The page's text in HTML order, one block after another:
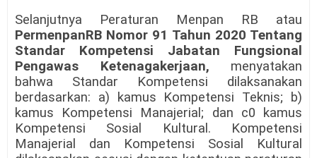
Selanjutnya Peraturan Menpan RB atau
PermenpanRB Nomor 91 Tahun 2020 Tentang
Standar Kompetensi Jabatan Fungsional
Pengawas Ketenagakerjaan, menyatakan
bahwa Standar Kompetensi dilaksanakan
berdasarkan: a) kamus Kompetensi Teknis; b)
kamus Kompetensi Manajerial; dan c0 kamus
Kompetensi Sosial Kultural. Kompetensi
Manajerial dan Kompetensi Sosial Kultural